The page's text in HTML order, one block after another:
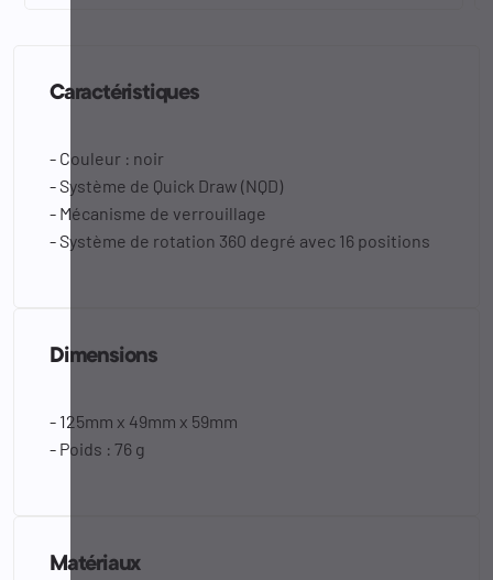
Caractéristiques
- Couleur : noir
- Système de Quick Draw (NQD)
- Mécanisme de verrouillage
- Système de rotation 360 degré avec 16 positions
Dimensions
- 125mm x 49mm x 59mm
- Poids : 76 g
Matériaux